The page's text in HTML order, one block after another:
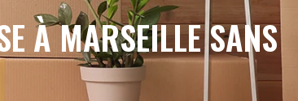
À MARSEILLE SANS